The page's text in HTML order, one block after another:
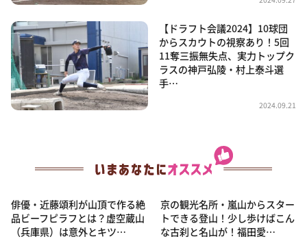
【ドラフト会議2024】10球団
からスカウトの視察あり！5回
11奪三振無失点、実力トップク
ラスの神戸弘陵・村上泰斗選
手…
2024.09.21
俳優・近藤頌利が山頂で作る絶
品ビーフピラフとは？虚空蔵山
（兵庫県）は意外とキツ…
京の観光名所・嵐山からスター
トできる登山！少し歩けばこん
な古刹と名山が！福田愛…